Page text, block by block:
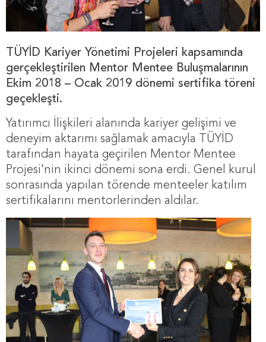
TÜYİD Kariyer Yönetimi Projeleri kapsamında
gerçekleştirilen Mentor Mentee Buluşmalarının
Ekim 2018 – Ocak 2019 dönemi sertifika töreni
geçekleşti.
Yatırımcı İlişkileri alanında kariyer gelişimi ve
deneyim aktarımı sağlamak amacıyla TÜYİD
tarafından hayata geçirilen Mentor Mentee
Projesi’nin ikinci dönemi sona erdi. Genel kurul
sonrasında yapılan törende menteeler katılım
sertifikalarını mentorlerinden aldılar.